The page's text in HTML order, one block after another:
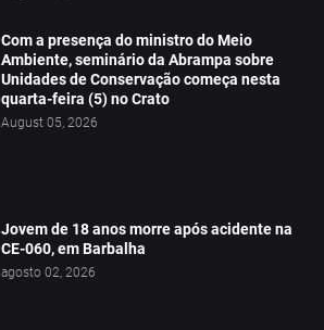
Com a presença do ministro do Meio
Ambiente, seminário da Abrampa sobre
Unidades de Conservação começa nesta
quarta-feira (5) no Crato
August 05, 2026
Jovem de 18 anos morre após acidente na
CE-060, em Barbalha
agosto 02, 2026